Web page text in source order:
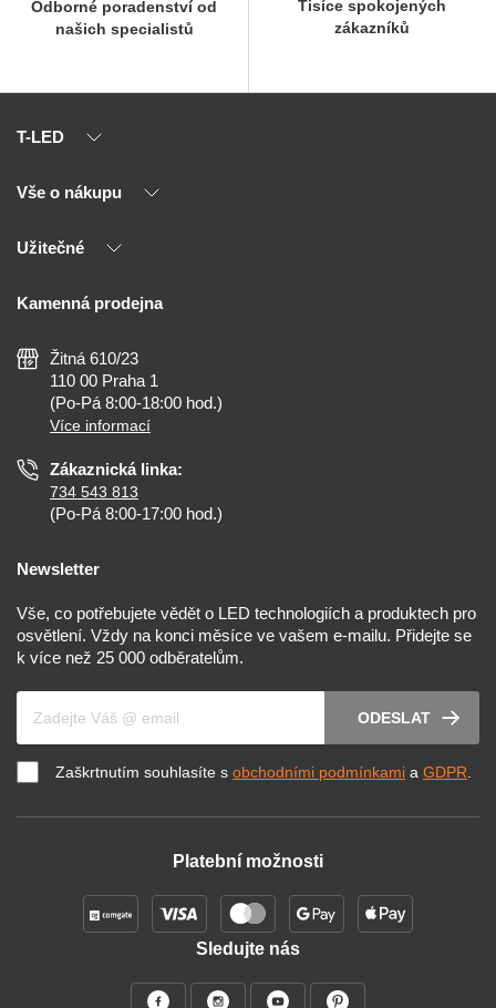
Odborné poradenství od
našich specialistů
Tisíce spokojených
zákazníků
T-LED
O nás
Kontakty
Vše o nákupu
Výhody T-LED
Montáž
Nejčastější dotazy
Než koupíte
Osvětlení dle místnosti
Užitečné
Reklamace a vrácení
Zásady ochrany soukromí
Nastavení cookies
Prohlášení o přístupnosti
Kamenná prodejna
Žitná 610/23
110 00 Praha 1
(Po-Pá 8:00-18:00 hod.)
Více informací
Zákaznická linka:
734 543 813
(Po-Pá 8:00-17:00 hod.)
Newsletter
Vše, co potřebujete vědět o LED technologiích a produktech pro
osvětlení. Vždy na konci měsíce ve vašem e-mailu. Přidejte se
k více než 25 000 odběratelům.
ODESLAT
Zaškrtnutím souhlasíte s obchodními podmínkami a GDPR.
Platební možnosti
Sledujte nás